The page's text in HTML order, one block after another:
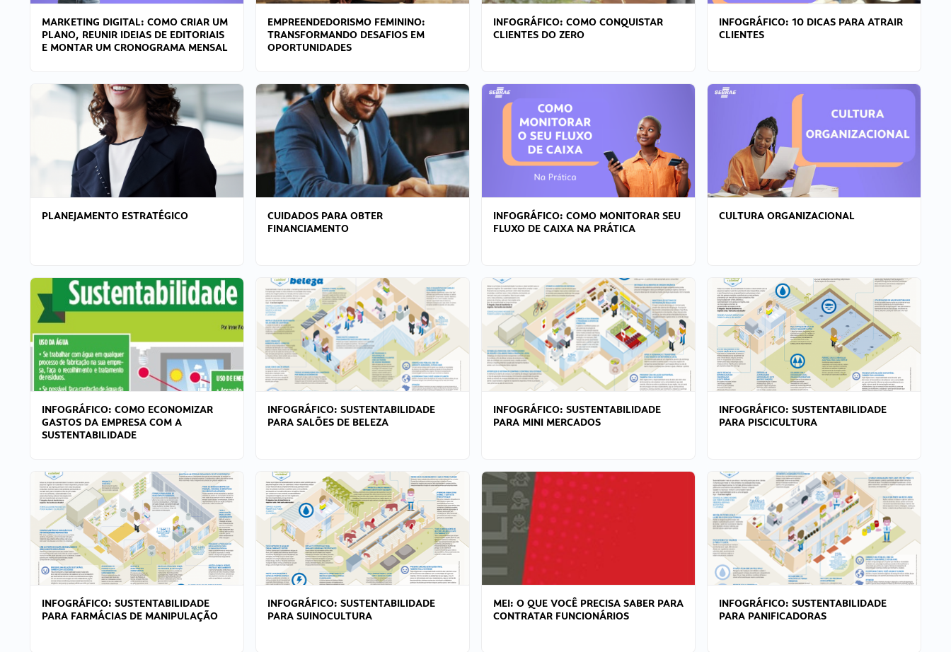
MARKETING DIGITAL: COMO CRIAR UM
PLANO, REUNIR IDEIAS DE EDITORIAIS
E MONTAR UM CRONOGRAMA MENSAL
EMPREENDEDORISMO FEMININO:
TRANSFORMANDO DESAFIOS EM
OPORTUNIDADES
INFOGRÁFICO: COMO CONQUISTAR
CLIENTES DO ZERO
INFOGRÁFICO: 10 DICAS PARA ATRAIR
CLIENTES
PLANEJAMENTO ESTRATÉGICO
CUIDADOS PARA OBTER
FINANCIAMENTO
INFOGRÁFICO: COMO MONITORAR SEU
FLUXO DE CAIXA NA PRÁTICA
CULTURA ORGANIZACIONAL
INFOGRÁFICO: COMO ECONOMIZAR
GASTOS DA EMPRESA COM A
SUSTENTABILIDADE
INFOGRÁFICO: SUSTENTABILIDADE
PARA SALÕES DE BELEZA
INFOGRÁFICO: SUSTENTABILIDADE
PARA MINI MERCADOS
INFOGRÁFICO: SUSTENTABILIDADE
PARA PISCICULTURA
INFOGRÁFICO: SUSTENTABILIDADE
PARA FARMÁCIAS DE MANIPULAÇÃO
INFOGRÁFICO: SUSTENTABILIDADE
PARA SUINOCULTURA
MEI: O QUE VOCÊ PRECISA SABER PARA
CONTRATAR FUNCIONÁRIOS
INFOGRÁFICO: SUSTENTABILIDADE
PARA PANIFICADORAS